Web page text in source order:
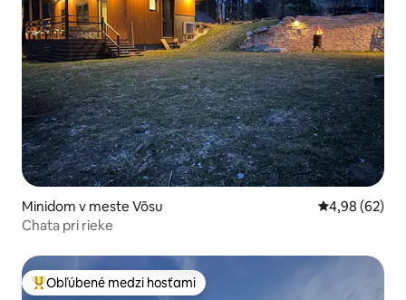
Minidom v meste Võsu Priemerné
4,98 (62)
Chata pri rieke
Najobľúbenejšie medzi hosťami
Obľúbené medzi hosťami